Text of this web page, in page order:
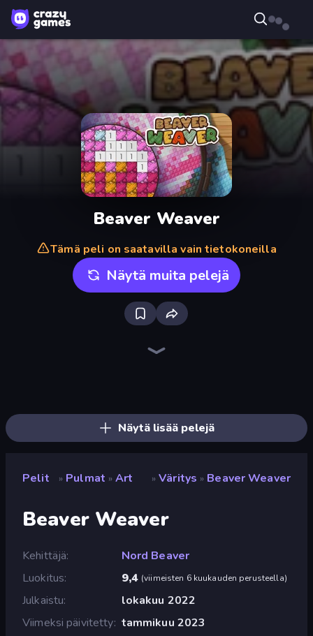
Beaver Weaver
Tämä peli on saatavilla vain tietokoneilla
Näytä muita pelejä
Näytä lisää pelejä
Pelit » Pulmat » Art » Väritys » Beaver Weaver
Beaver Weaver
Kehittäjä
Nord Beaver
Luokitus
9,4 (viimeisten 6 kuukauden perusteella)
Julkaistu
lokakuu 2022
Viimeksi päivitetty tammikuu 2023